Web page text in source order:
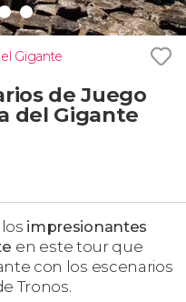
Gigante
de Juego
del Gigante
impresionantes
en este tour que
con los escenarios
Tronos.